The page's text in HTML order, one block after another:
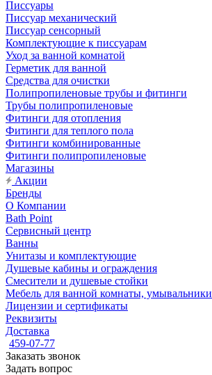
Писсуары
Писсуар механический
Писсуар сенсорный
Комплектующие к писсуарам
Уход за ванной комнатой
Герметик для ванной
Средства для очистки
Полипропиленовые трубы и фитинги
Трубы полипропиленовые
Фитинги для отопления
Фитинги для теплого пола
Фитинги комбинированные
Фитинги полипропиленовые
Магазины
Акции
Бренды
О Компании
Bath Point
Сервисный центр
Ванны
Унитазы и комплектующие
Душевые кабины и ограждения
Смесители и душевые стойки
Мебель для ванной комнаты, умывальники
Лицензии и сертификаты
Реквизиты
Доставка
459-07-77
Заказать звонок
Задать вопрос